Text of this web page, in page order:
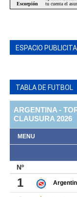
ESPACIO
TABLA DE FUTBOL